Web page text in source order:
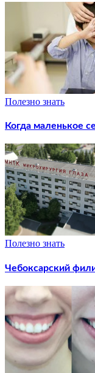
Полезно знать
Когда маленькое
Полезно знать
Чебоксарский